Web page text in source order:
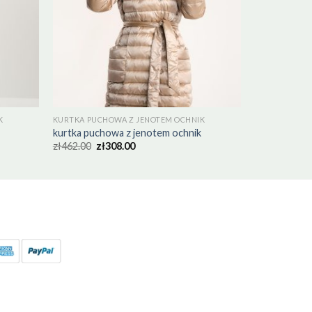
KURTKA PUCHOWA Z JENOTEM OCHNIK
kurtka puchowa z jenotem ochnik
zł462.00 zł308.00